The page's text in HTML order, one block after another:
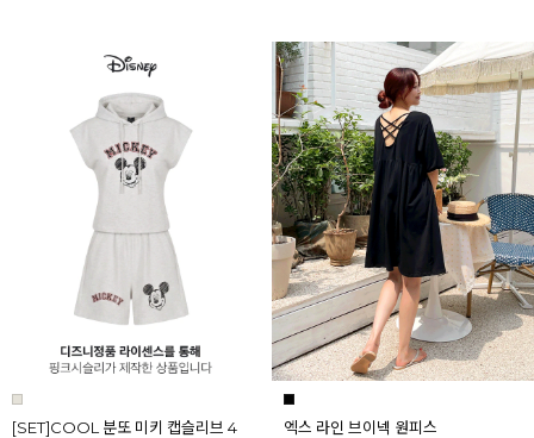
[SET]COOL 분또 미키 캡슬리브 4
엑스 라인 브이넥 원피스